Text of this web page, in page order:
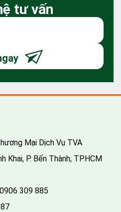
tư vấn
Mại Dịch Vụ TVA
Khai, P. Bến Thành, TP.HCM
309 885